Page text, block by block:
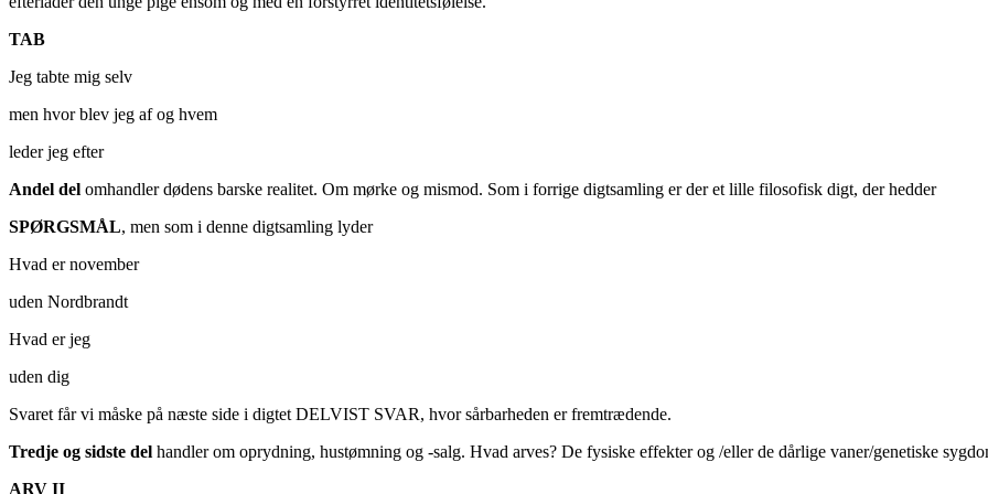
TAB
Jeg tabte mig selv
men hvor blev jeg af og hvem
leder jeg efter
Andel del omhandler dødens barske realitet. Om mørke og mismod. Som i forrige digtsamling er der et lille filosofisk digt, der hedder
SPØRGSMÅL, men som i denne digtsamling lyder
Hvad er november
uden Nordbrandt
Hvad er jeg
uden dig
Svaret får vi måske på næste side i digtet DELVIST SVAR, hvor sårbarheden er fremtrædende.
Tredje og sidste del handler om oprydning, hustømning og -salg. Hvad arves? De fysiske effekter og /eller de dårlige vaner/genetiske
ARV II